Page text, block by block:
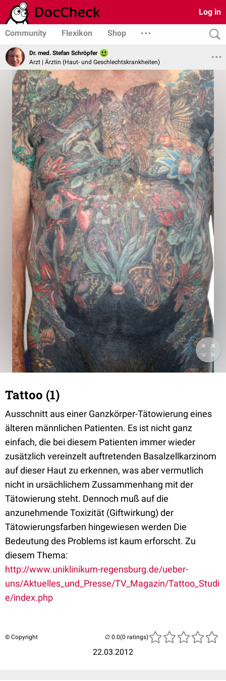
Log in
Community Flexikon Shop
Dr. med. Stefan Schröpfer
Arzt | Ärztin (Haut- und Geschlechtskrankheiten)
Tattoo (1)
Ausschnitt aus einer Ganzkörper-Tätowierung eines
älteren männlichen Patienten. Es ist nicht ganz
einfach, die bei diesem Patienten immer wieder
zusätzlich vereinzelt auftretenden Basalzellkarzinom
auf dieser Haut zu erkennen, was aber vermutlich
nicht in ursächlichem Zussammenhang mit der
Tätowierung steht. Dennoch muß auf die
anzunehmende Toxizität (Giftwirkung) der
Tätowierungsfarben hingewiesen werden Die
Bedeutung des Problems ist kaum erforscht. Zu
diesem Thema:
http://www.uniklinikum-regensburg.de/ueber-
uns/Aktuelles_und_Presse/TV_Magazin/Tattoo_Studi
e/index.php
© Copyright
22.03.2012
(0 ratings)